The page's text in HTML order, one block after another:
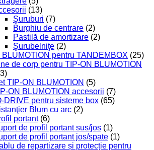
(13)
Şuruburi (7)
Burghiu de centrare (2)
Pastilă de amortizare (2)
Şurubelniţe (2)
BLUMOTION pentru TANDEMBOX (25)
de corp pentru TIP-ON BLUMOTION
TIP-ON BLUMOTION (5)
ON BLUMOTION accesorii (7)
DRIVE pentru sisteme box (65)
Blum cu arc (2)
portant (6)
de profil portant sus/jos (1)
de profil portant jos/spate (1)
de repartizare și protecție pentru